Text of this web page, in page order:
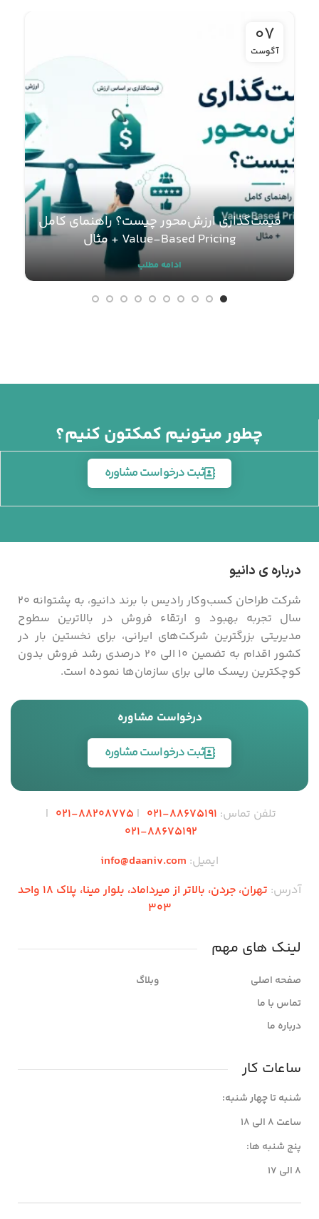
07
آگوست
قیمت‌گذاری ارزش‌محور چیست؟ راهنمای کامل
Value-Based Pricing + مثال
ادامه مطلب
چطور میتونیم کمکتون کنیم؟
ثبت درخواست مشاوره
درباره ی دانیو
شرکت طراحان کسب‌­وکار رادیس با برند دانیو، به پشتوانه 20
سال تجربه بهبود و ارتقاء فروش در بالاترین سطوح
مدیریتی بزرگترین شرکت‌های ایرانی، برای نخستین بار در
کشور اقدام به تضمین 10 الی 20 درصدی رشد فروش بدون
کوچکترین ریسک مالی برای سازمان‌ها نموده است.
درخواست مشاوره
ثبت درخواست مشاوره
تلفن تماس: 88675191
-021
|
88208775
-021
|
88675192
-021
ایمیل: info@daaniv.com
آدرس:
تهران، جردن، بالاتر از میرداماد، بلوار مینا، پلاک 18 واحد
303
لینک های مهم
صفحه اصلی
تماس با ما
درباره ما
وبلاگ
ساعات کار
شنبه تا چهار شنبه:
ساعت 8 الی 18
پنج شنبه ها:
8 الی 17